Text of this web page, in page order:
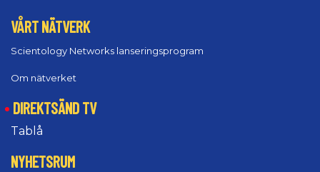
VÅRT NÄTVERK
Scientology Networks lanseringsprogram
Om nätverket
DIREKTSÄND TV
Tablå
NYHETSRUM